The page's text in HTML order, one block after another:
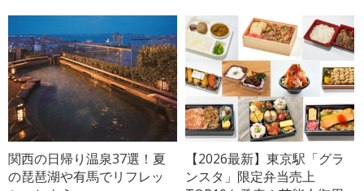
関西の日帰り温泉37選！夏
の琵琶湖や有馬でリフレッ
【2026最新】東京駅「グラ
ンスタ」限定弁当売上